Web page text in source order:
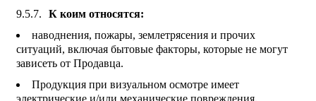
К коим относятся:
наводнения, пожары, землетрясения и прочих
ситуаций, включая бытовые факторы, которые не могут
зависеть от Продавца.
Продукция при визуальном осмотре имеет
электрические и/или механические повреждения.